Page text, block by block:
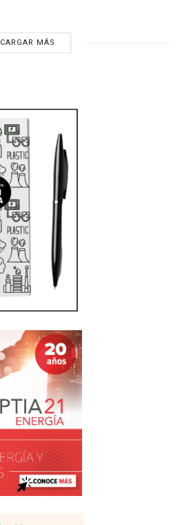
CARGAR MÁS